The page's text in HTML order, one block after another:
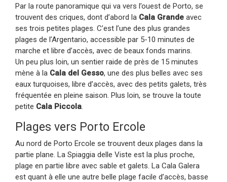
Par la route panoramique qui va vers l’ouest de Porto, se
trouvent des criques, dont d’abord la Cala Grande avec
ses trois petites plages. C’est l’une des plus grandes
plages de l’Argentario, accessible par 5-10 minutes de
marche et libre d’accès, avec de beaux fonds marins.
Un peu plus loin, un sentier raide de près de 15 minutes
mène à la Cala del Gesso, une des plus belles avec ses
eaux turquoises, libre d’accès, avec des petits galets, très
fréquentée en pleine saison. Plus loin, se trouve la toute
petite Cala Piccola
Plages vers Porto Ercole
Au nord de Porto Ercole se trouvent deux plages dans la
partie plane. La Spiaggia delle Viste est la plus proche,
plage en partie libre avec sable et galets. La Cala Galera
est quant à elle une autre belle plage facile d’accès, basse